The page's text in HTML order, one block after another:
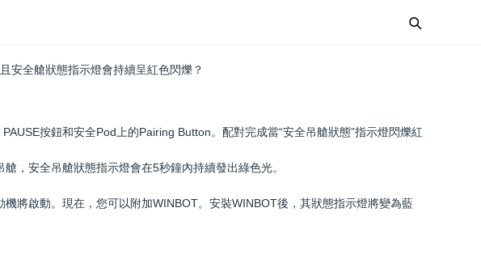
安全艙狀態指示燈會持續呈紅色閃爍？
按鈕和安全Pod上的Pairing Button。配對完成當“安全吊艙狀態”指示燈閃爍紅
，安全吊艙狀態指示燈會在5秒鐘內持續發出綠色光。
將啟動。現在，您可以附加WINBOT。安裝WINBOT後，其狀態指示燈將變為藍